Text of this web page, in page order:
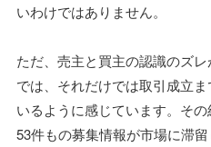
いわけではありません。
ただ、売主と買主の認識のズ
では、それだけでは取引成立
いるように感じています。そ
53件もの募集情報が市場に滞